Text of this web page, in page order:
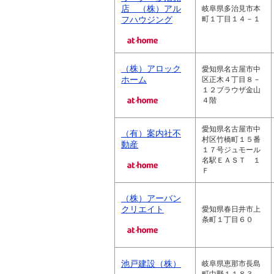
店 （株）アル
フハウジング
岐阜県多治見市本
町１丁目１４－１
（株）アロック
ホーム
愛知県名古屋市中
区正木４丁目８－
１２ブラウザ金山
４階
（有）案内社不
動産
愛知県名古屋市中
村区竹橋町１５番
１７号ジュモール
名駅ＥＡＳＴ １
Ｆ
（株）アーバン
クリエイト
愛知県春日井市上
条町１丁目６０
池戸建設（株）
岐阜県恵那市長島